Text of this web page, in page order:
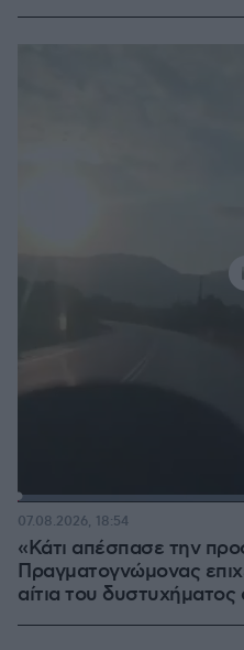
«Κάτι απέσπασε την
Πραγματογνώμονας
αίτια του δυστυχήματος
07.08.2026, 18:54